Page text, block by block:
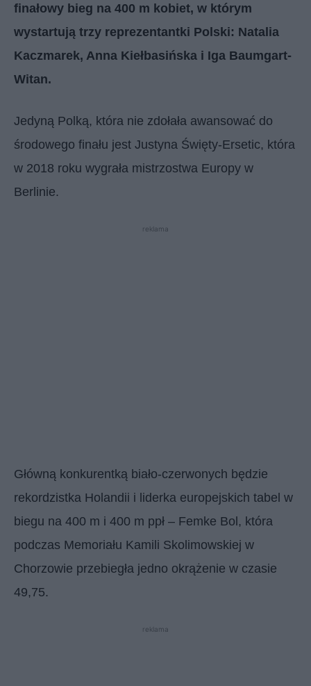
finałowy bieg na 400 m kobiet, w którym
wystartują trzy reprezentantki Polski: Natalia
Kaczmarek, Anna Kiełbasińska i Iga Baumgart-
Witan.
Jedyną Polką, która nie zdołała awansować do
środowego finału jest Justyna Święty-Ersetic, która
w 2018 roku wygrała mistrzostwa Europy w
Berlinie.
reklama
Główną konkurentką biało-czerwonych będzie
rekordzistka Holandii i liderka europejskich tabel w
biegu na 400 m i 400 m ppł – Femke Bol, która
podczas Memoriału Kamili Skolimowskiej w
Chorzowie przebiegła jedno okrążenie w czasie
49,75.
reklama